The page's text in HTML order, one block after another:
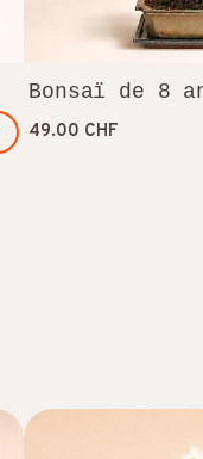
Bonsaï de 8
49.00 CHF